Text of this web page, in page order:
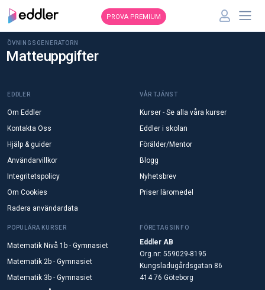
PROVA PREMIUM
ÖVNINGSGENERATORN
Matteuppgifter
EDDLER
Om Eddler
Kontakta Oss
Hjälp & guider
Användarvillkor
Integritetspolicy
Om Cookies
Radera användardata
VÅR TJÄNST
Kurser - Se alla våra kurser
Eddler i skolan
Förälder/Mentor
Blogg
Nyhetsbrev
Priser läromedel
POPULÄRA KURSER
Matematik Nivå 1b - Gymnasiet
Matematik 2b - Gymnasiet
Matematik 3b - Gymnasiet
FÖRETAGSINFO
Eddler AB
Org.nr: 559029-8195
Kungsladugårdsgatan 86
414 76 Göteborg